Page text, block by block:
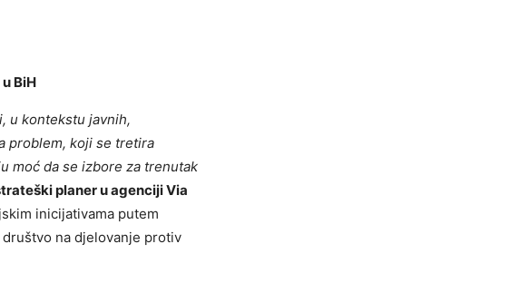
BiH
u kontekstu javnih,
problem, koji se tretira
moć da se izbore za trenutak
planer u agenciji Via
inicijativama putem
na djelovanje protiv